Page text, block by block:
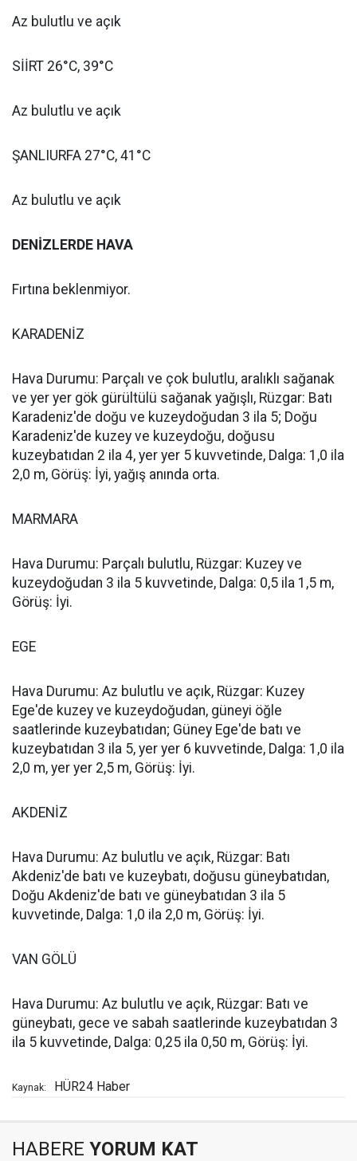
Az bulutlu ve açık
SİİRT 26°C, 39°C
Az bulutlu ve açık
ŞANLIURFA 27°C, 41°C
Az bulutlu ve açık
DENİZLERDE HAVA
Fırtına beklenmiyor.
KARADENİZ
Hava Durumu: Parçalı ve çok bulutlu, aralıklı sağanak
ve yer yer gök gürültülü sağanak yağışlı, Rüzgar: Batı
Karadeniz'de doğu ve kuzeydoğudan 3 ila 5; Doğu
Karadeniz'de kuzey ve kuzeydoğu, doğusu
kuzeybatıdan 2 ila 4, yer yer 5 kuvvetinde, Dalga: 1,0 ila
2,0 m, Görüş: İyi, yağış anında orta.
MARMARA
Hava Durumu: Parçalı bulutlu, Rüzgar: Kuzey ve
kuzeydoğudan 3 ila 5 kuvvetinde, Dalga: 0,5 ila 1,5 m,
Görüş: İyi.
EGE
Hava Durumu: Az bulutlu ve açık, Rüzgar: Kuzey
Ege'de kuzey ve kuzeydoğudan, güneyi öğle
saatlerinde kuzeybatıdan; Güney Ege'de batı ve
kuzeybatıdan 3 ila 5, yer yer 6 kuvvetinde, Dalga: 1,0 ila
2,0 m, yer yer 2,5 m, Görüş: İyi.
AKDENİZ
Hava Durumu: Az bulutlu ve açık, Rüzgar: Batı
Akdeniz'de batı ve kuzeybatı, doğusu güneybatıdan,
Doğu Akdeniz'de batı ve güneybatıdan 3 ila 5
kuvvetinde, Dalga: 1,0 ila 2,0 m, Görüş: İyi.
VAN GÖLÜ
Hava Durumu: Az bulutlu ve açık, Rüzgar: Batı ve
güneybatı, gece ve sabah saatlerinde kuzeybatıdan 3
ila 5 kuvvetinde, Dalga: 0,25 ila 0,50 m, Görüş: İyi.
Kaynak: HÜR24 Haber
HABERE YORUM KAT